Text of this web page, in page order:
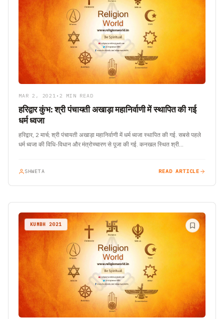
MAR 2, 2021 • 2 MIN READ
हरिद्वार कुंभ: श्री पंचायती अखाड़ा महानिर्वाणी में स्थापित की गई
धर्म ध्वजा
हरिद्वार, 2 मार्च; श्री पंचायती अखाड़ा महानिर्वाणी में धर्म ध्वजा स्थापित की गई. सबसे पहले
धर्म ध्वजा की विधि-विधान और मंत्रोच्चारण से पूजा की गई. कनखल स्थित श्री…
SHWETA READ ARTICLE
KUMBH 2021